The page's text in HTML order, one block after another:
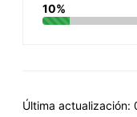
10%
Última actualización: